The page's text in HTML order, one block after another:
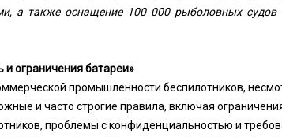
а также оснащение 100 000 рыболовных судов
ограничения батареи»
промышленности беспилотников,
и часто строгие правила, включая
проблемы с конфиденциальностью и